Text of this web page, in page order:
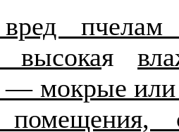
пчелам
высокая
— мокрые или